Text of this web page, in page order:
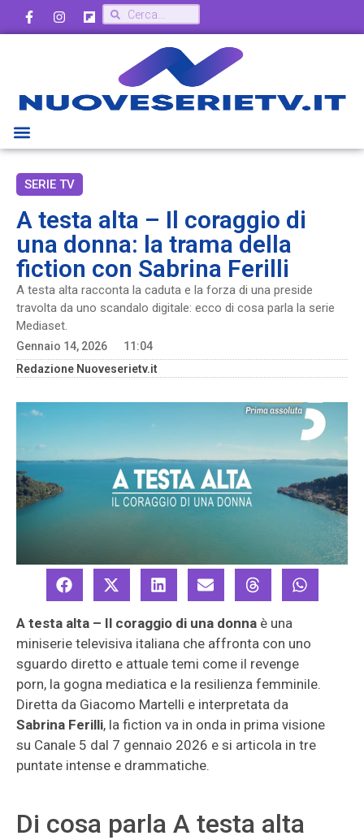
SERIE TV
A testa alta – Il coraggio di
una donna: la trama della
fiction con Sabrina Ferilli
A testa alta racconta la caduta e la forza di una preside
travolta da uno scandalo digitale: ecco di cosa parla la serie
Mediaset.
Gennaio 14, 2026
11:04
Redazione Nuoveserietv.it
A testa alta – Il coraggio di una donna è una
miniserie televisiva italiana che affronta con uno
sguardo diretto e attuale temi come il revenge
porn, la gogna mediatica e la resilienza femminile.
Diretta da Giacomo Martelli e interpretata da
Sabrina Ferilli, la fiction va in onda in prima visione
su Canale 5 dal 7 gennaio 2026 e si articola in tre
puntate intense e drammatiche.
Di cosa parla A testa alta